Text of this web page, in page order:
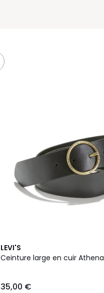
LEVI'S
Ceinture large en cuir Athena
35,00 €
4,1
/ 5